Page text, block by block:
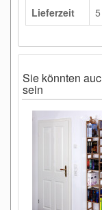
Lieferzeit
Sie könnten
sein